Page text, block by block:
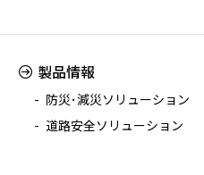
製品情報
防災･減災ソリューション
道路安全ソリューション